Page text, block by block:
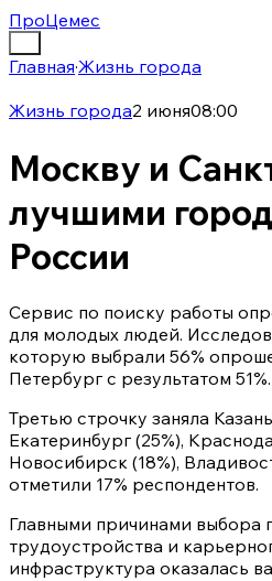
ПроЦемес
Главная·Жизнь города
Жизнь города2 июня08:00
Москву и
лучшими
России
Сервис по поиску работы
для молодых людей.
которую выбрали 56%
Петербург с результатом 51%.
Третью строчку заняла
Екатеринбург (25%),
Новосибирск (18%),
отметили 17% респондентов.
Главными причинами выбора
трудоустройства и
инфраструктура оказалась